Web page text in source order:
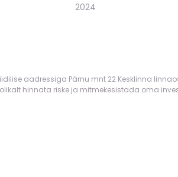
2024
aadressiga Pärnu mnt 22 Kesklinna
hinnata riske ja mitmekesistada oma